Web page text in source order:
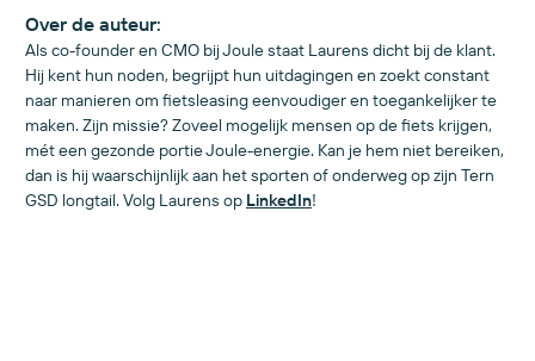
Over de auteur:
Als co-founder en CMO bij Joule staat Laurens dicht bij de klant.
Hij kent hun noden, begrijpt hun uitdagingen en zoekt constant
naar manieren om fietsleasing eenvoudiger en toegankelijker te
maken. Zijn missie? Zoveel mogelijk mensen op de fiets krijgen,
mét een gezonde portie Joule-energie. Kan je hem niet bereiken,
dan is hij waarschijnlijk aan het sporten of onderweg op zijn Tern
GSD longtail. Volg Laurens op LinkedIn!